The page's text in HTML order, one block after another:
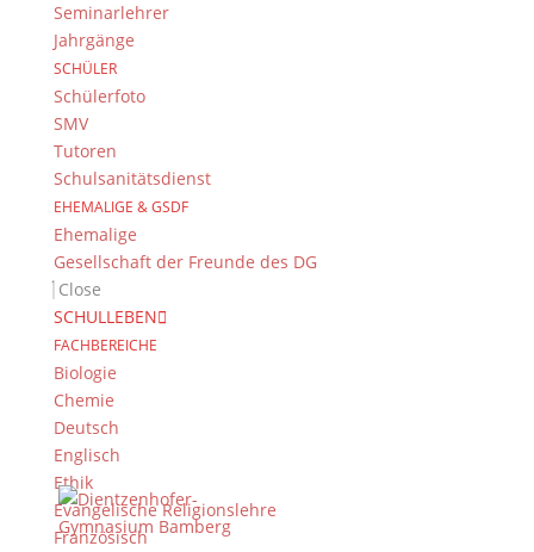
Seminarlehrer
Jahrgänge
SCHÜLER
Schülerfoto
SMV
Tutoren
Schulsanitätsdienst
EHEMALIGE & GSDF
Ehemalige
Gesellschaft der Freunde des DG
Close
SCHULLEBEN
FACHBEREICHE
Biologie
Chemie
Deutsch
Englisch
Ethik
Evangelische Religionslehre
Französisch